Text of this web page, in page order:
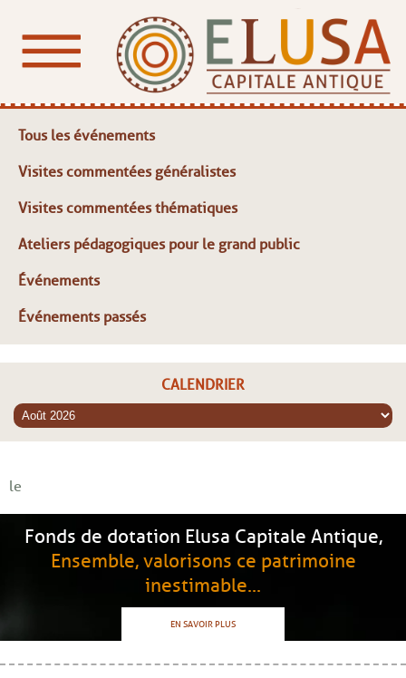
Tous les événements
Visites commentées généralistes
Visites commentées thématiques
Ateliers pédagogiques pour le grand public
Événements
Événements passés
CALENDRIER
le
Fonds de dotation Elusa Capitale Antique,
Ensemble, valorisons ce patrimoine
inestimable...
EN SAVOIR PLUS